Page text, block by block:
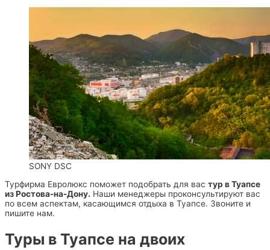
SONY DSC
Турфирма Евролюкс поможет подобрать для вас тур в Туапсе
из Ростова-на-Дону. Наши менеджеры проконсультируют вас
по всем аспектам, касающимся отдыха в Туапсе. Звоните и
пишите нам.
Туры в Туапсе на двоих